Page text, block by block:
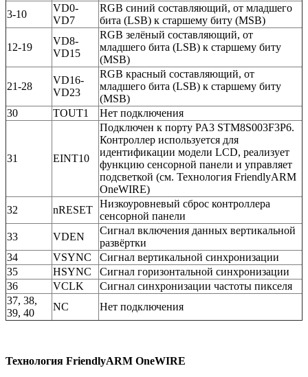
3-10
VD0-
VD7
RGB синий составляющий, от младшего
бита (LSB) к старшему биту (MSB)
12-19
VD8-
VD15
RGB зелёный составляющий, от
младшего бита (LSB) к старшему биту
(MSB)
21-28
VD16-
VD23
RGB красный составляющий, от
младшего бита (LSB) к старшему биту
(MSB)
30
TOUT1 Нет подключения
31 EINT10
Подключен к порту PA3 STM8S003F3P6.
Контроллер используется для
идентификации модели LCD, реализует
функцию сенсорной панели и управляет
подсветкой (см. Технология FriendlyARM
OneWIRE)
32
nRESET
Низкоуровневый сброс контроллера
сенсорной панели
33
VDEN
Сигнал включения данных вертикальной
развёртки
34
VSYNC
Сигнал вертикальной синхронизации
35
HSYNC
Сигнал горизонтальной синхронизации
36
VCLK
Сигнал синхронизации частоты пикселя
37, 38,
39, 40
NC Нет подключения
Технология FriendlyARM OneWIRE